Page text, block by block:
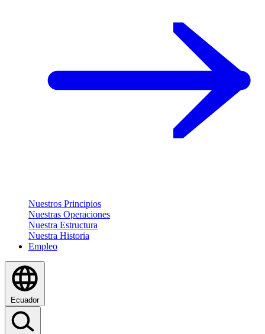
Nuestros Principios
Nuestras Operaciones
Nuestra Estructura
Nuestra Historia
Empleo
Ecuador